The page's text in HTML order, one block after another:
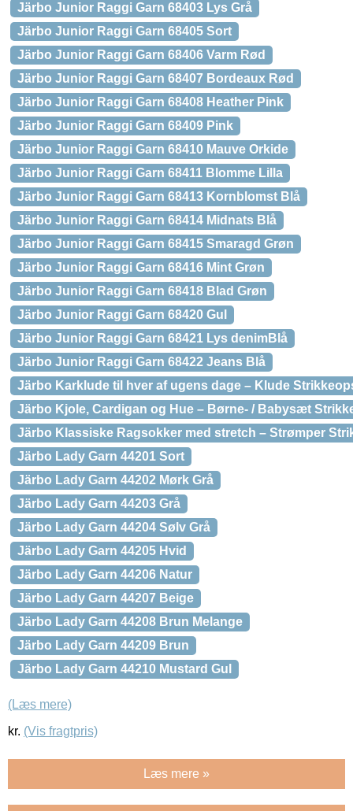
Järbo Junior Raggi Garn 68403 Lys Grå
Järbo Junior Raggi Garn 68405 Sort
Järbo Junior Raggi Garn 68406 Varm Rød
Järbo Junior Raggi Garn 68407 Bordeaux Rød
Järbo Junior Raggi Garn 68408 Heather Pink
Järbo Junior Raggi Garn 68409 Pink
Järbo Junior Raggi Garn 68410 Mauve Orkide
Järbo Junior Raggi Garn 68411 Blomme Lilla
Järbo Junior Raggi Garn 68413 Kornblomst Blå
Järbo Junior Raggi Garn 68414 Midnats Blå
Järbo Junior Raggi Garn 68415 Smaragd Grøn
Järbo Junior Raggi Garn 68416 Mint Grøn
Järbo Junior Raggi Garn 68418 Blad Grøn
Järbo Junior Raggi Garn 68420 Gul
Järbo Junior Raggi Garn 68421 Lys denimBlå
Järbo Junior Raggi Garn 68422 Jeans Blå
Järbo Karklude til hver af ugens dage – Klude
Järbo Kjole, Cardigan og Hue – Børne- / Babysæt
Järbo Klassiske Ragsokker med stretch – Strømper
Järbo Lady Garn 44201 Sort
Järbo Lady Garn 44202 Mørk Grå
Järbo Lady Garn 44203 Grå
Järbo Lady Garn 44204 Sølv Grå
Järbo Lady Garn 44205 Hvid
Järbo Lady Garn 44206 Natur
Järbo Lady Garn 44207 Beige
Järbo Lady Garn 44208 Brun Melange
Järbo Lady Garn 44209 Brun
Järbo Lady Garn 44210 Mustard Gul
(Læs mere)
kr. (Vis fragtpris)
Læs mere »